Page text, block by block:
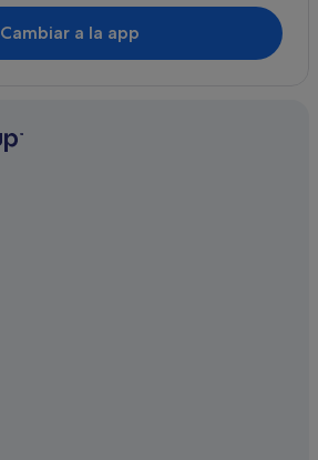
Cambiar a la app